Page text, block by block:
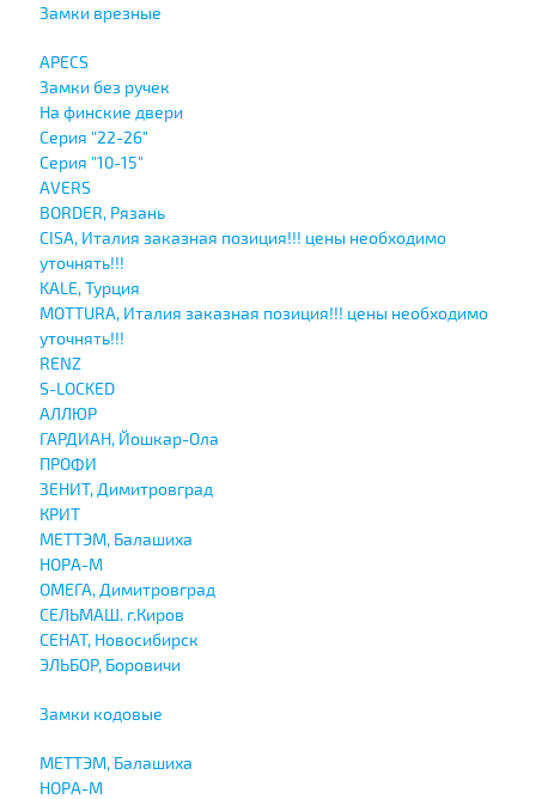
Замки врезные
APECS
Замки без ручек
На финские двери
Серия "22-26"
Серия "10-15"
AVERS
BORDER, Рязань
CISA, Италия заказная позиция!!! цены необходимо
уточнять!!!
KALE, Турция
MOTTURA, Италия заказная позиция!!! цены необходимо
уточнять!!!
RENZ
S-LOCKED
АЛЛЮР
ГАРДИАН, Йошкар-Ола
ПРОФИ
ЗЕНИТ, Димитровград
КРИТ
МЕТТЭМ, Балашиха
НОРА-М
ОМЕГА, Димитровград
СЕЛЬМАШ. г.Киров
СЕНАТ, Новосибирск
ЭЛЬБОР, Боровичи
Замки кодовые
МЕТТЭМ, Балашиха
НОРА-М